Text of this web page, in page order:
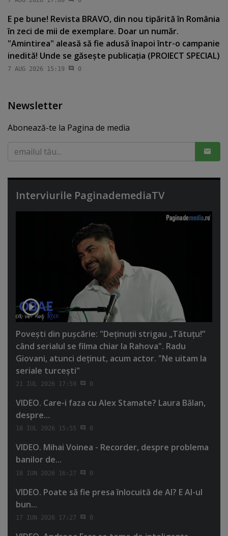
E pe bune! Revista BRAVO, din nou tipărită în România
în zeci de mii de exemplare. Doar un număr.
"Amintirea" aleasă să fie adusă înapoi într-o campanie
inedită! Unde se găseşte publicaţia (PROIECT SPECIAL)
7 AUG 2026 15:19 0
Newsletter
Abonează-te la Pagina de media
Interviurile PaginademediaTV
Poveşti din puşcărie: "Deţinuţii strigau „Tătuţu!”
când serialul se filma chiar la Rahova". Radu
Giovani, atunci deţinut, acum actor. "Ne uitam la
seriale turceşti"
21 IUL 2026 17:59 0
VIDEO. Care-i faza cu Alex Stamate? Laura Bălan,
despre...
18 IUL 2026 15:55 0
VIDEO. Mihai Voinea - Recorder, despre problema
banilor de...
18 IUN 2026 16:27 0
VIDEO. Poate să fie presa înlocuită de AI? E AI-ul
bun...
17 IUN 2026 17:27 0